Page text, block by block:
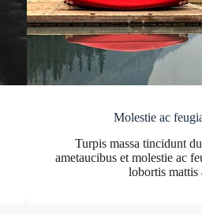
Molestie ac
Turpis massa tincidunt
ametaucibus et molestie ac
lobortis mattis